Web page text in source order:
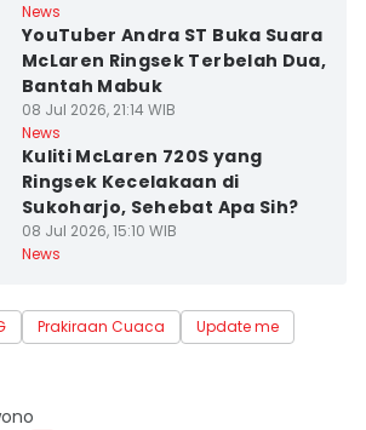
News
YouTuber Andra ST Buka Suara
McLaren Ringsek Terbelah Dua,
Bantah Mabuk
08 Jul 2026, 21:14 WIB
News
Kuliti McLaren 720S yang
Ringsek Kecelakaan di
Sukoharjo, Sehebat Apa Sih?
08 Jul 2026, 15:10 WIB
News
Prakiraan Cuaca Update me